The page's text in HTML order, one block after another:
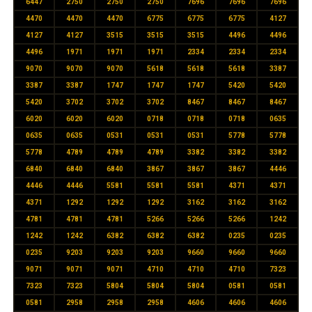
6447 2750 2750 2750 7696 7696 7696
4470 4470 4470 6775 6775 6775 4127
4127 4127 3515 3515 3515 4496 4496
4496 1971 1971 1971 2334 2334 2334
9070 9070 9070 5618 5618 5618 3387
3387 3387 1747 1747 1747 5420 5420
5420 3702 3702 3702 8467 8467 8467
6020 6020 6020 0718 0718 0718 0635
0635 0635 0531 0531 0531 5778 5778
5778 4789 4789 4789 3382 3382 3382
6840 6840 6840 3867 3867 3867 4446
4446 4446 5581 5581 5581 4371 4371
4371 1292 1292 1292 3162 3162 3162
4781 4781 4781 5266 5266 5266 1242
1242 1242 6382 6382 6382 0235 0235
0235 9203 9203 9203 9660 9660 9660
9071 9071 9071 4710 4710 4710 7323
7323 7323 5804 5804 5804 0581 0581
0581 2958 2958 2958 4606 4606 4606